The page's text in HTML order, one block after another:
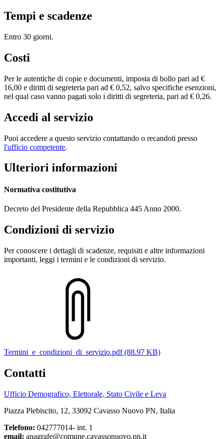
Tempi e scadenze
Entro 30 giorni.
Costi
Per le autentiche di copie e documenti, imposta di bollo pari ad €
16,00 e diritti di segreteria pari ad € 0,52, salvo specifiche esenzioni,
nel qual caso vanno pagati solo i diritti di segreteria, pari ad € 0,26.
Accedi al servizio
Puoi accedere a questo servizio contattando o recandoti presso
l'ufficio competente.
Ulteriori informazioni
Normativa costitutiva
Decreto del Presidente della Repubblica 445 Anno 2000.
Condizioni di servizio
Per conoscere i dettagli di scadenze, requisiti e altre informazioni
importanti, leggi i termini e le condizioni di servizio.
Termini_e_condizioni_di_servizio.pdf (88.97 KB)
Contatti
Ufficio Demografico, Elettorale, Stato Civile e Leva
Piazza Plebiscito, 12, 33092 Cavasso Nuovo PN, Italia
Telefono: 042777014- int. 1
email: anagrafe@comune.cavassonuovo.pn.it